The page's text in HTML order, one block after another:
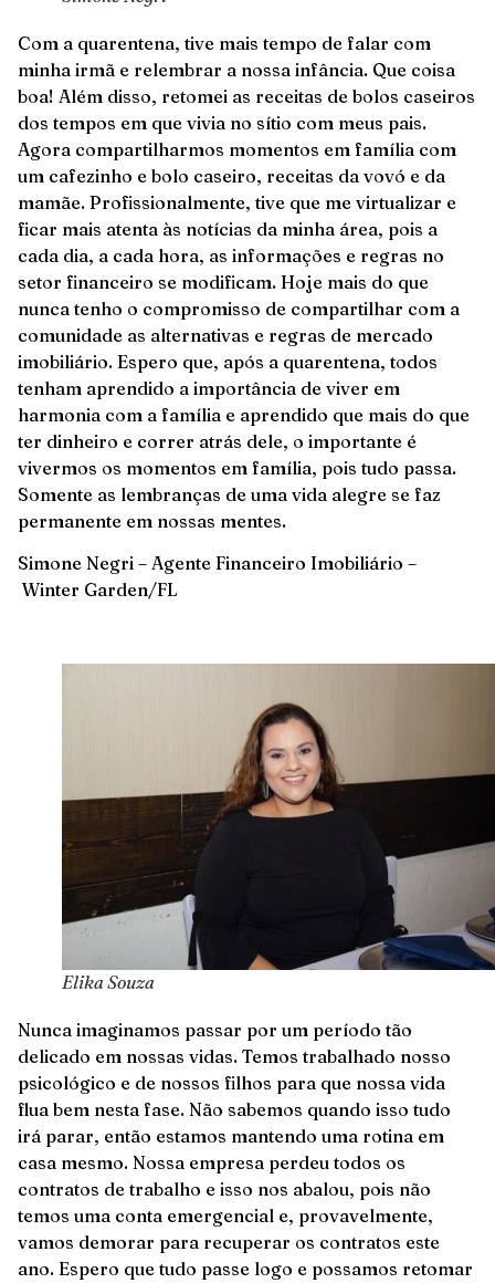
Com a quarentena, tive mais tempo de falar com
minha irmã e relembrar a nossa infância. Que coisa
boa! Além disso, retomei as receitas de bolos caseiros
dos tempos em que vivia no sítio com meus pais.
Agora compartilharmos momentos em família com
um cafezinho e bolo caseiro, receitas da vovó e da
mamãe. Profissionalmente, tive que me virtualizar e
ficar mais atenta às notícias da minha área, pois a
cada dia, a cada hora, as informações e regras no
setor financeiro se modificam. Hoje mais do que
nunca tenho o compromisso de compartilhar com a
comunidade as alternativas e regras de mercado
imobiliário. Espero que, após a quarentena, todos
tenham aprendido a importância de viver em
harmonia com a família e aprendido que mais do que
ter dinheiro e correr atrás dele, o importante é
vivermos os momentos em família, pois tudo passa.
Somente as lembranças de uma vida alegre se faz
permanente em nossas mentes.
Simone Negri – Agente Financeiro Imobiliário –
Winter Garden/FL
Elika Souza
Nunca imaginamos passar por um período tão
delicado em nossas vidas. Temos trabalhado nosso
psicológico e de nossos filhos para que nossa vida
flua bem nesta fase. Não sabemos quando isso tudo
irá parar, então estamos mantendo uma rotina em
casa mesmo. Nossa empresa perdeu todos os
contratos de trabalho e isso nos abalou, pois não
temos uma conta emergencial e, provavelmente,
vamos demorar para recuperar os contratos este
ano. Espero que tudo passe logo e possamos retomar